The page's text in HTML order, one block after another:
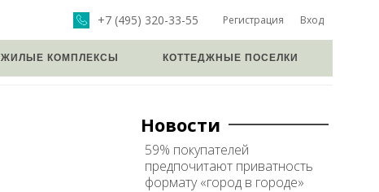
Регистрация Вход
+7 (495) 320-33-55
ЖИЛЫЕ КОМПЛЕКСЫ КОТТЕДЖНЫЕ ПОСЕЛКИ
Новости
59% покупателей
предпочитают приватность
формату «город в городе»